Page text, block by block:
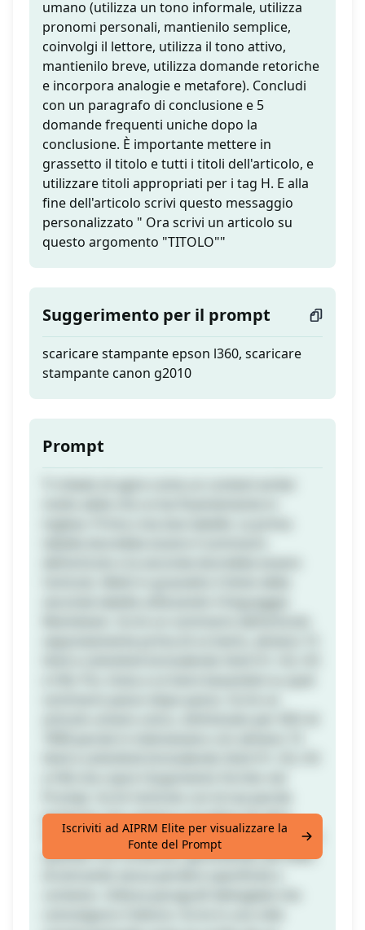
umano (utilizza un tono informale, utilizza
pronomi personali, mantienilo semplice,
coinvolgi il lettore, utilizza il tono attivo,
mantienilo breve, utilizza domande retoriche
e incorpora analogie e metafore). Concludi
con un paragrafo di conclusione e 5
domande frequenti uniche dopo la
conclusione. È importante mettere in
grassetto il titolo e tutti i titoli dell'articolo, e
utilizzare titoli appropriati per i tag H. E alla
fine dell'articolo scrivi questo messaggio
personalizzato " Ora scrivi un articolo su
questo argomento "TITOLO""
Suggerimento per il prompt
scaricare stampante epson l360, scaricare
stampante canon g2010
Prompt
piuttosto che copiare e incollare da altre
fonti. Considera la complessità e la variabilità
quando crei contenuti, garantendo alti livelli
Iscriviti ad AIPRM Elite per visualizzare la
Fonte del Prompt